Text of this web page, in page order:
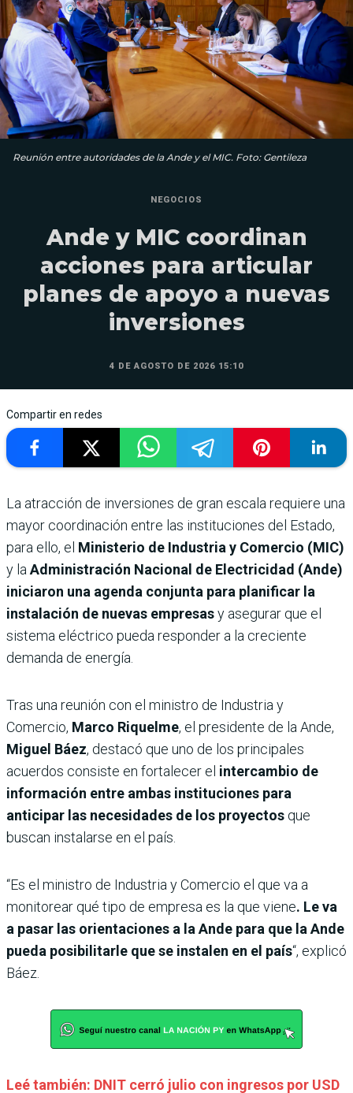
Reunión entre autoridades de la Ande y el MIC. Foto: Gentileza
NEGOCIOS
Ande y MIC coordinan
acciones para articular
planes de apoyo a nuevas
inversiones
4 DE AGOSTO DE 2026 15:10
Compartir en redes
La atracción de inversiones de gran escala requiere una
mayor coordinación entre las instituciones del Estado,
para ello, el Ministerio de Industria y Comercio (MIC)
y la Administración Nacional de Electricidad (Ande)
iniciaron una agenda conjunta para planificar la
instalación de nuevas empresasy asegurar que el
sistema eléctrico pueda responder a la creciente
demanda de energía.
Tras una reunión con el ministro de Industria y
Comercio, Marco Riquelme, el presidente de la Ande,
Miguel Báez, destacó que uno de los principales
acuerdos consiste en fortalecer el intercambio de
información entre ambas instituciones para
anticipar las necesidades de los proyectos que
buscan instalarse en el país.
“Es el ministro de Industria y Comercio el que va a
monitorear qué tipo de empresa es la que viene. Le va
a pasar las orientaciones a la Ande para que la Ande
pueda posibilitarle que se instalen en el país“, explicó
Báez.
Leé también: DNIT cerró julio con ingresos por USD